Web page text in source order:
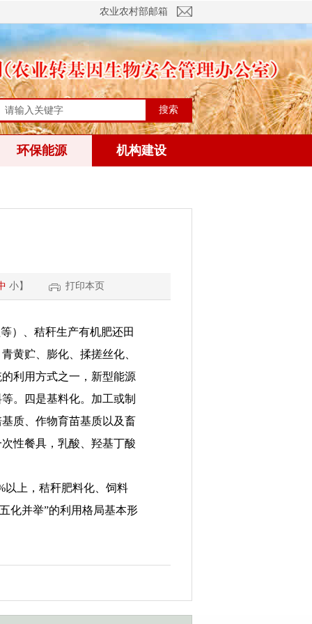
农业农村部邮箱
搜索
环保能源 机构建设
小】 打印本页
）、秸秆生产有机肥还田
黄贮、膨化、揉搓丝化、
利用方式之一，新型能源
。四是基料化。加工或制
质、作物育苗基质以及畜
性餐具，乳酸、羟基丁酸
上，秸秆肥料化、饲料
化并举”的利用格局基本形